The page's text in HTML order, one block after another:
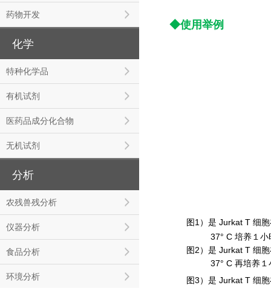
药物开发
化学
特种化学品
有机试剂
医药品成分化合物
无机试剂
分析
农残兽残分析
仪器分析
食品分析
环境分析
◆使用举例
图1）是 Jurkat T 细
37° C 培养１小
图2）是 Jurkat T 细
37° C 再培养１
图3）是 Jurkat T 细